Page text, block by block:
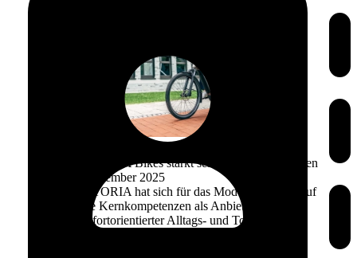
VICTORIA Bikes stärkt seine Kernkompetenzen
4. September 2025
VICTORIA hat sich für das Modelljahr 2026 auf
seine Kernkompetenzen als Anbieter
komfortorientierter Alltags- und Tourenräder